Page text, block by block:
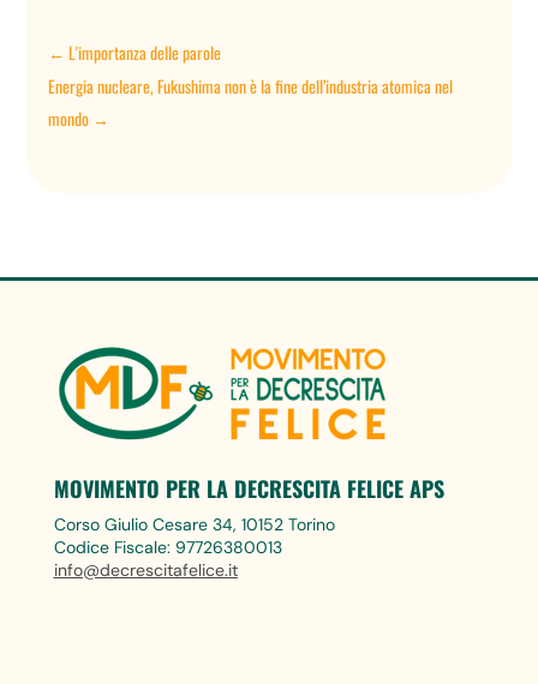
←L'importanza delle parole
Energia nucleare, Fukushima non è la fine dell’industria atomica nel
mondo →
MOVIMENTO PER LA DECRESCITA FELICE APS
Corso Giulio Cesare 34, 10152 Torino
Codice Fiscale: 97726380013
info@decrescitafelice.it